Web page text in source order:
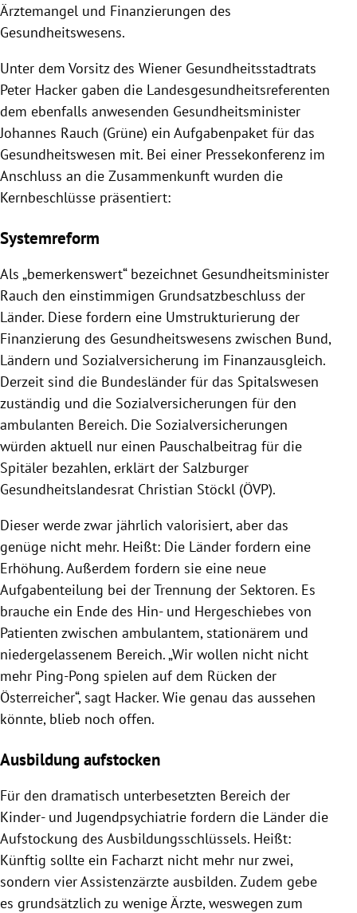
Ärztemangel und Finanzierungen des
Gesundheitswesens.
Unter dem Vorsitz des Wiener Gesundheitsstadtrats
Peter Hacker gaben die Landesgesundheitsreferenten
dem ebenfalls anwesenden Gesundheitsminister
Johannes Rauch (Grüne) ein Aufgabenpaket für das
Gesundheitswesen mit. Bei einer Pressekonferenz im
Anschluss an die Zusammenkunft wurden die
Kernbeschlüsse präsentiert:
Systemreform
Als „bemerkenswert“ bezeichnet Gesundheitsminister
Rauch den einstimmigen Grundsatzbeschluss der
Länder. Diese fordern eine Umstrukturierung der
Finanzierung des Gesundheitswesens zwischen Bund,
Ländern und Sozialversicherung im Finanzausgleich.
Derzeit sind die Bundesländer für das Spitalswesen
zuständig und die Sozialversicherungen für den
ambulanten Bereich. Die Sozialversicherungen
würden aktuell nur einen Pauschalbeitrag für die
Spitäler bezahlen, erklärt der Salzburger
Gesundheitslandesrat Christian Stöckl (ÖVP).
Dieser werde zwar jährlich valorisiert, aber das
genüge nicht mehr. Heißt: Die Länder fordern eine
Erhöhung. Außerdem fordern sie eine neue
Aufgabenteilung bei der Trennung der Sektoren. Es
brauche ein Ende des Hin- und Hergeschiebes von
Patienten zwischen ambulantem, stationärem und
niedergelassenem Bereich. „Wir wollen nicht nicht
mehr Ping-Pong spielen auf dem Rücken der
Österreicher“, sagt Hacker. Wie genau das aussehen
könnte, blieb noch offen.
Ausbildung aufstocken
Für den dramatisch unterbesetzten Bereich der
Kinder- und Jugendpsychiatrie fordern die Länder die
Aufstockung des Ausbildungsschlüssels. Heißt:
Künftig sollte ein Facharzt nicht mehr nur zwei,
sondern vier Assistenzärzte ausbilden. Zudem gebe
es grundsätzlich zu wenige Ärzte, weswegen zum